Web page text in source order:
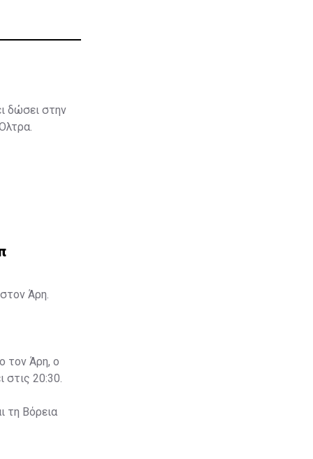
δώσει στην
Άρη.
τον Άρη, ο
στις 20:30.
τη Βόρεια